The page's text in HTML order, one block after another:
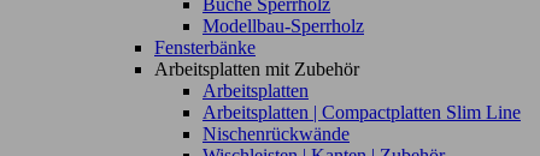
Buche Sperrholz
Modellbau-Sperrholz
Fensterbänke
Arbeitsplatten mit Zubehör
Arbeitsplatten
Arbeitsplatten | Compactplatten Slim Line
Nischenrückwände